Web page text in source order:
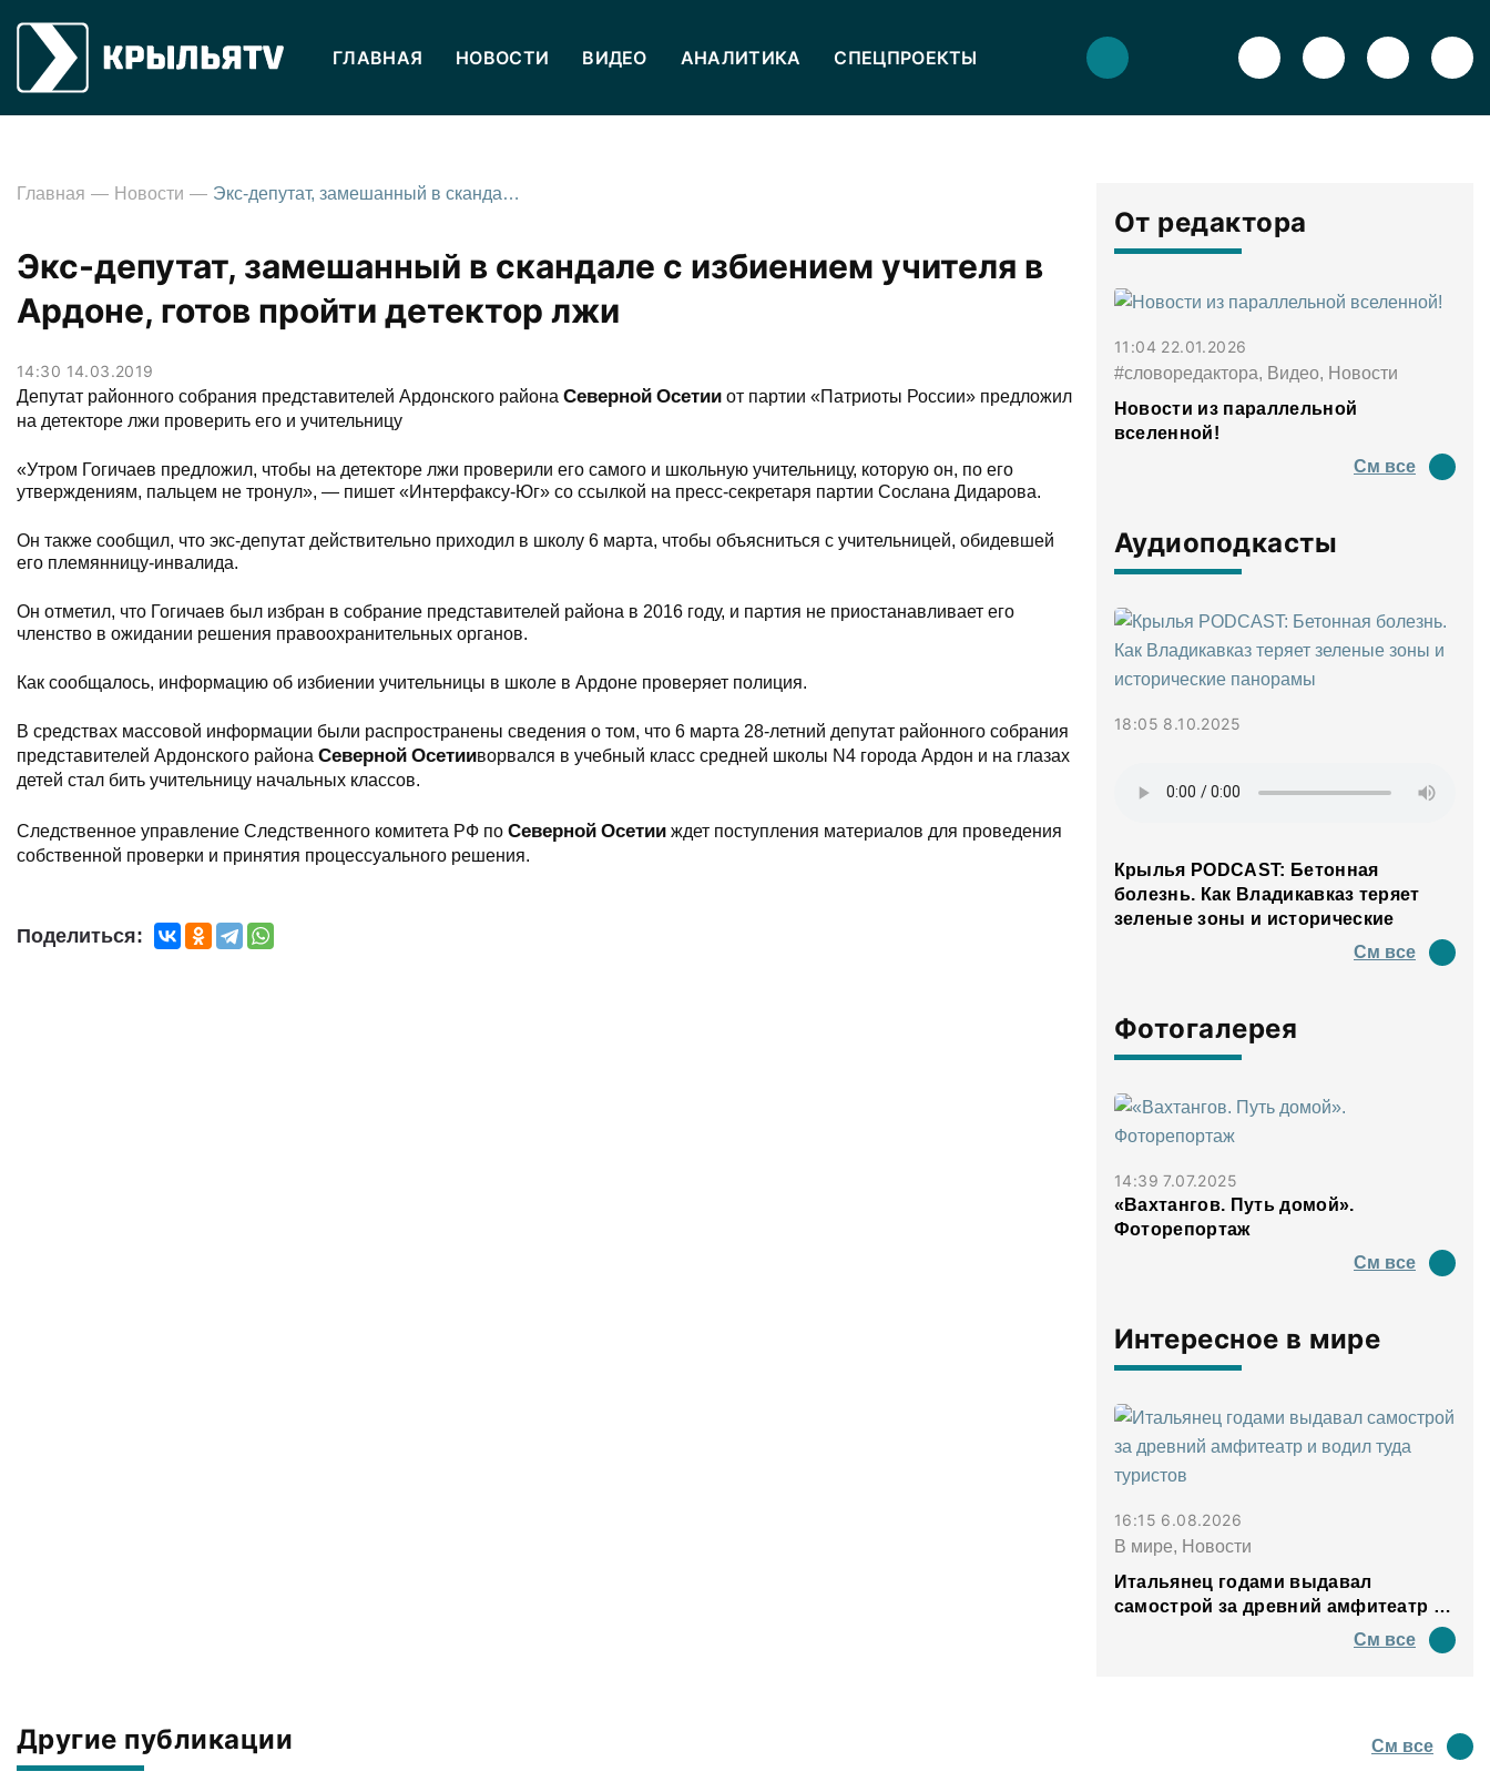
ГЛАВНАЯ НОВОСТИ ВИДЕО АНАЛИТИКА СПЕЦПРОЕКТЫ
Главная Новости Экс-депутат, замешанный в скандале с избиением учителя в Ардоне, готов пройти детектор лжи
Экс-депутат, замешанный в скандале с избиением учителя в
Ардоне, готов пройти детектор лжи
14:30 14.03.2019
Депутат районного собрания представителей Ардонского района Северной Осетии от партии «Патриоты России» предложил
на детекторе лжи проверить его и учительницу
«Утром Гогичаев предложил, чтобы на детекторе лжи проверили его самого и школьную учительницу, которую он, по его
утверждениям, пальцем не тронул», — пишет «Интерфаксу-Юг» со ссылкой на пресс-секретаря партии Сослана Дидарова.
Он также сообщил, что экс-депутат действительно приходил в школу 6 марта, чтобы объясниться с учительницей, обидевшей
его племянницу-инвалида.
Он отметил, что Гогичаев был избран в собрание представителей района в 2016 году, и партия не приостанавливает его
членство в ожидании решения правоохранительных органов.
Как сообщалось, информацию об избиении учительницы в школе в Ардоне проверяет полиция.
В средствах массовой информации были распространены сведения о том, что 6 марта 28-летний депутат районного собрания
представителей Ардонского района Северной Осетииворвался в учебный класс средней школы N4 города Ардон и на глазах
детей стал бить учительницу начальных классов.
Следственное управление Следственного комитета РФ по Северной Осетии ждет поступления материалов для проведения
собственной проверки и принятия процессуального решения.
Поделиться:
От редактора
11:04 22.01.2026
#словоредактора, Видео, Новости
Новости из параллельной
вселенной!
См все
Аудиоподкасты
18:05 8.10.2025
Крылья PODCAST: Бетонная
болезнь. Как Владикавказ теряет
зеленые зоны и исторические
См все
Фотогалерея
14:39 7.07.2025
«Вахтангов. Путь домой».
Фоторепортаж
См все
Интересное в мире
16:15 6.08.2026
В мире, Новости
Итальянец годами выдавал
самострой за древний амфитеатр и
См все
Другие публикации См все